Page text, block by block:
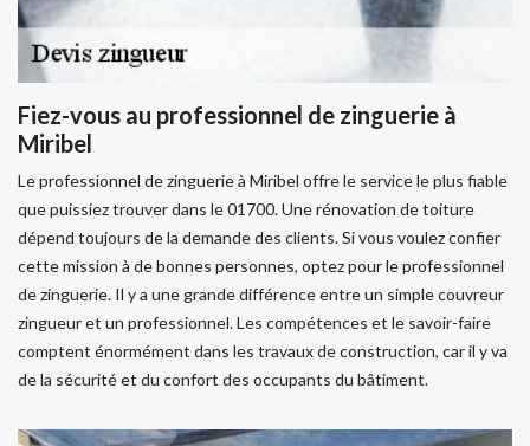
Fiez-vous au professionnel de zinguerie à
Miribel
Le professionnel de zinguerie à Miribel offre le service le plus fiable
que puissiez trouver dans le 01700. Une rénovation de toiture
dépend toujours de la demande des clients. Si vous voulez confier
cette mission à de bonnes personnes, optez pour le professionnel
de zinguerie. Il y a une grande différence entre un simple couvreur
zingueur et un professionnel. Les compétences et le savoir-faire
comptent énormément dans les travaux de construction, car il y va
de la sécurité et du confort des occupants du bâtiment.